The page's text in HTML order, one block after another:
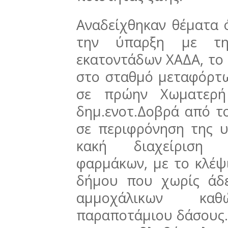
Αναδείχθηκαν
την ύπαρξη με
εκατοντάδων ΧΑΔΑ,
στο σταθμό
σε πρώην
δημ.ενοτ.Δοβρά από
σε περιφρόνηση της
κακή διαχείριση
φαρμάκων, με το
δήμου που χωρίς
αμμοχάλικων
παραποτάμιου